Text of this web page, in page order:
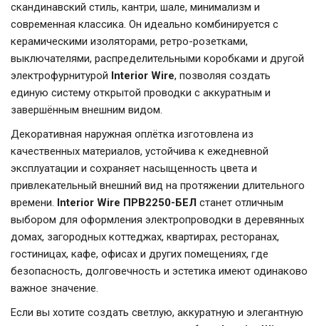
скандинавский стиль, кантри, шале, минимализм и
современная классика. Он идеально комбинируется с
керамическими изоляторами, ретро-розетками,
выключателями, распределительными коробками и другой
электрофурнитурой Interior Wire, позволяя создать
единую систему открытой проводки с аккуратным и
завершённым внешним видом.
Декоративная наружная оплётка изготовлена из
качественных материалов, устойчива к ежедневной
эксплуатации и сохраняет насыщенность цвета и
привлекательный внешний вид на протяжении длительного
времени. Interior Wire ПРВ2250-БЕЛ станет отличным
выбором для оформления электропроводки в деревянных
домах, загородных коттеджах, квартирах, ресторанах,
гостиницах, кафе, офисах и других помещениях, где
безопасность, долговечность и эстетика имеют одинаково
важное значение.
Если вы хотите создать светлую, аккуратную и элегантную